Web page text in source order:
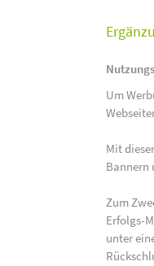
Um
Mit
Bannern
Zum
Erfolgs-
unter